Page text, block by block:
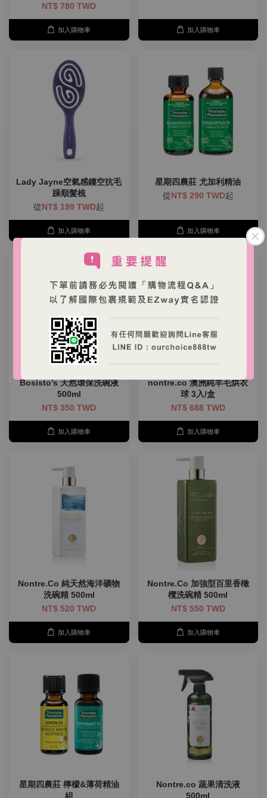
NT$ 780 TWD
加入購物車 加入購物車
Lady Jayne空氣感鏤空抗毛
躁順髮梳
從NT$ 199 TWD起
加入購物車
星期四農莊 尤加利精油
從NT$ 290 TWD起
加入購物車
Bosisto’s 天然環保洗碗液
500ml
NT$ 350 TWD
加入購物車
nontre.co 澳洲純羊毛烘衣
球 3入/盒
NT$ 688 TWD
加入購物車
Nontre.Co 純天然海洋礦物
洗碗精 500ml
NT$ 520 TWD
加入購物車
Nontre.Co 加強型百里香橄
欖洗碗精 500ml
NT$ 550 TWD
加入購物車
星期四農莊 檸檬&薄荷精油
組
Nontre.co 蔬果清洗液
500ml